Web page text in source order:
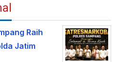
Raih
Jatim